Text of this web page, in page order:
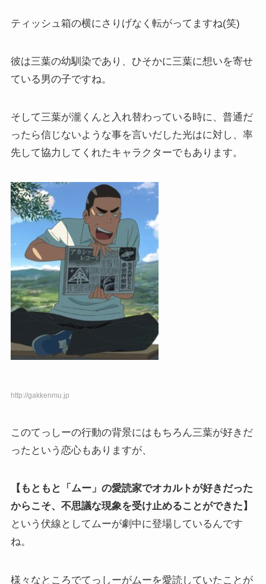
ティッシュ箱の横にさりげなく転がってますね(笑)
彼は三葉の幼馴染であり、ひそかに三葉に想いを寄せ
ている男の子ですね。
そして三葉が瀧くんと入れ替わっている時に、普通だ
ったら信じないような事を言いだした光はに対し、率
先して協力してくれたキャラクターでもあります。
http://gakkenmu.jp
このてっしーの行動の背景にはもちろん三葉が好きだ
ったという恋心もありますが、
【もともと「ムー」の愛読家でオカルトが好きだった
からこそ、不思議な現象を受け止めることができた】
という伏線としてムーが劇中に登場しているんです
ね。
様々なところでてっしーがムーを愛読していたことが